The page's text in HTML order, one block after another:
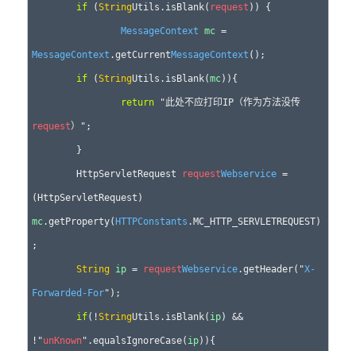
if (StringUtils.isBlank( request )) {
MessageContext mc
MessageContext .getCurrentMessageContext ();
if (StringUtils.isBlank(mc)){
return "此处不应打印IP（作为方法没传
request）";
    	HttpServletRequest
requestWebservice =
mc.getProperty(HTTPConstants .MC_HTTP_SERVLETREQUEST)
;
String ip = requestWebservice.getHeader("X-
Forwarded-For");
if(!StringUtils.isBlank( ip) &&
!"unKnown".equalsIgnoreCase( ip)){